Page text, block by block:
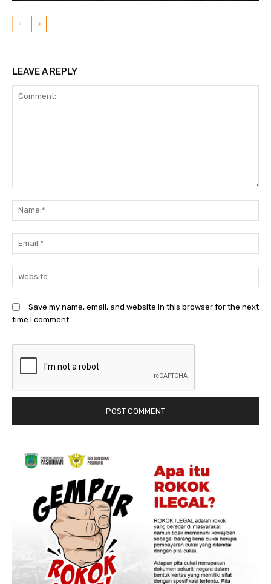
LEAVE A REPLY
Save my name, email, and website in this browser for the next
time I comment.